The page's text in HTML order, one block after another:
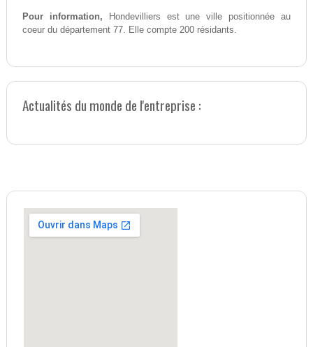
Pour information, Hondevilliers est une ville positionnée au
coeur du département 77. Elle compte 200 résidants.
Actualités du monde de l'entreprise :